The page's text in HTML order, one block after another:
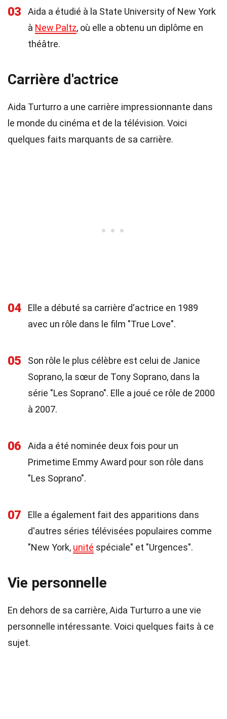
03
Aida a étudié à la State University of New York
à New Paltz, où elle a obtenu un diplôme en
théâtre.
Carrière d'actrice
Aida Turturro a une carrière impressionnante dans
le monde du cinéma et de la télévision. Voici
quelques faits marquants de sa carrière.
04
Elle a débuté sa carrière d'actrice en 1989
avec un rôle dans le film "True Love".
05
Son rôle le plus célèbre est celui de Janice
Soprano, la sœur de Tony Soprano, dans la
série "Les Soprano". Elle a joué ce rôle de 2000
à 2007.
06
Aida a été nominée deux fois pour un
Primetime Emmy Award pour son rôle dans
"Les Soprano".
07
Elle a également fait des apparitions dans
d'autres séries télévisées populaires comme
"New York, unité spéciale" et "Urgences".
Vie personnelle
En dehors de sa carrière, Aida Turturro a une vie
personnelle intéressante. Voici quelques faits à ce
sujet.